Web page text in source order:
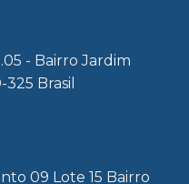
- Bairro Jardim
Brasil
09 Lote 15 Bairro